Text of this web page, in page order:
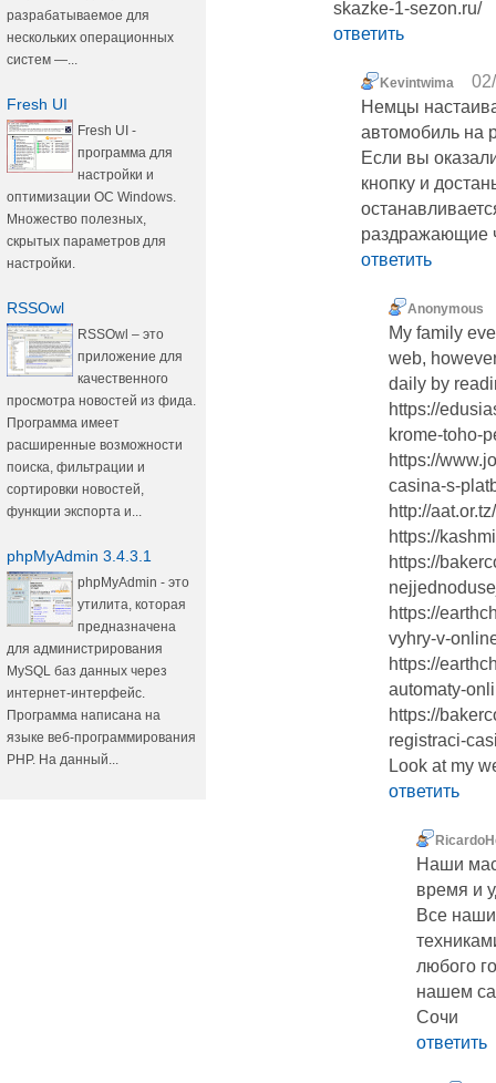
разрабатываемое для
нескольких операционных
систем —...
Fresh UI
Fresh UI -
программа для
настройки и
оптимизации ОС Windows.
Множество полезных,
скрытых параметров для
настройки.
RSSOwl
RSSOwl – это
приложение для
качественного
просмотра новостей из фида.
Программа имеет
расширенные возможности
поиска, фильтрации и
сортировки новостей,
функции экспорта и...
phpMyAdmin 3.4.3.1
phpMyAdmin - это
утилита, которая
предназначена
для администрирования
MySQL баз данных через
интернет-интерфейс.
Программа написана на
языке веб-программирования
PHP. На данный...
skazke-1-sezon.ru/
ответить
Kevintwima
Немцы
автомобиль на
Если вы
кнопку и
раздражающие
ответить
Anonymous
My family
web,
daily by
https://
krome-toho-
https://
casina-s-
http://
https://
https://
https://
vyhry-v-
https://
automaty-
https://
registraci-
Look at my
ответить
Наши
время и
Все
любого
нашем
Сочи
ответить